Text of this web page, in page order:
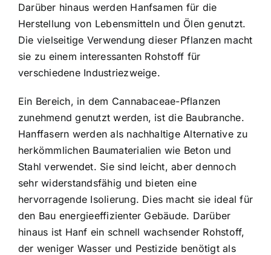
Darüber hinaus werden Hanfsamen für die
Herstellung von Lebensmitteln und Ölen genutzt.
Die vielseitige Verwendung dieser Pflanzen macht
sie zu einem interessanten Rohstoff für
verschiedene Industriezweige.
Ein Bereich, in dem Cannabaceae-Pflanzen
zunehmend genutzt werden, ist die Baubranche.
Hanffasern werden als nachhaltige Alternative zu
herkömmlichen Baumaterialien wie Beton und
Stahl verwendet. Sie sind leicht, aber dennoch
sehr widerstandsfähig und bieten eine
hervorragende Isolierung. Dies macht sie ideal für
den Bau energieeffizienter Gebäude. Darüber
hinaus ist Hanf ein schnell wachsender Rohstoff,
der weniger Wasser und Pestizide benötigt als